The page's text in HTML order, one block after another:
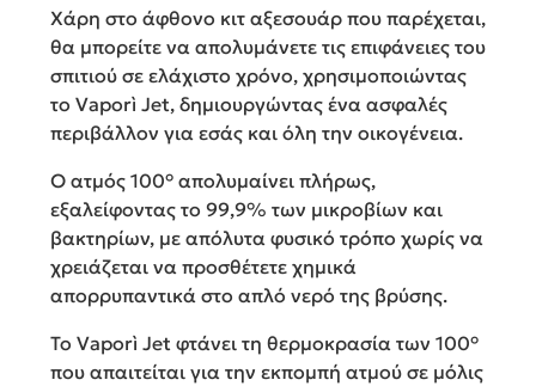
Χάρη στο άφθονο κιτ αξεσουάρ που παρέχεται,
θα μπορείτε να απολυμάνετε τις επιφάνειες του
σπιτιού σε ελάχιστο χρόνο, χρησιμοποιώντας
το Vaporì Jet, δημιουργώντας ένα ασφαλές
περιβάλλον για εσάς και όλη την οικογένεια.
Ο ατμός 100° απολυμαίνει πλήρως,
εξαλείφοντας το 99,9% των μικροβίων και
βακτηρίων, με απόλυτα φυσικό τρόπο χωρίς να
χρειάζεται να προσθέτετε χημικά
απορρυπαντικά στο απλό νερό της βρύσης.
Το Vaporì Jet φτάνει τη θερμοκρασία των 100°
που απαιτείται για την εκπομπή ατμού σε μόλις